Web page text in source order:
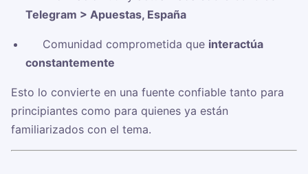
Telegram > Apuestas, España
✅ Comunidad comprometida que interactúa
constantemente
Esto lo convierte en una fuente confiable tanto para
principiantes como para quienes ya están
familiarizados con el tema.